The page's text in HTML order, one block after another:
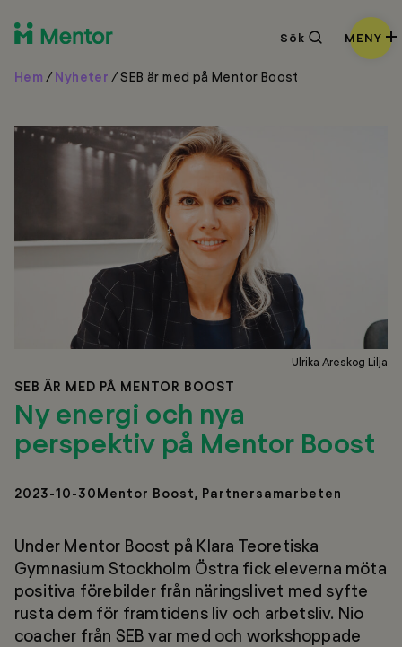
Sök Sök MENY
Hem /Nyheter /SEB är med på Mentor Boost
Ulrika Areskog Lilja
SEB ÄR MED PÅ MENTOR BOOST
Ny energi och nya
perspektiv på Mentor Boost
2023-10-30Mentor Boost, Partnersamarbeten
Under Mentor Boost på Klara Teoretiska
Gymnasium Stockholm Östra fick eleverna möta
positiva förebilder från näringslivet med syfte
rusta dem för framtidens liv och arbetsliv. Nio
coacher från SEB var med och workshoppade